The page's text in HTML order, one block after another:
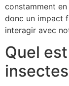
constamment en
donc un impact
interagir avec
Quel